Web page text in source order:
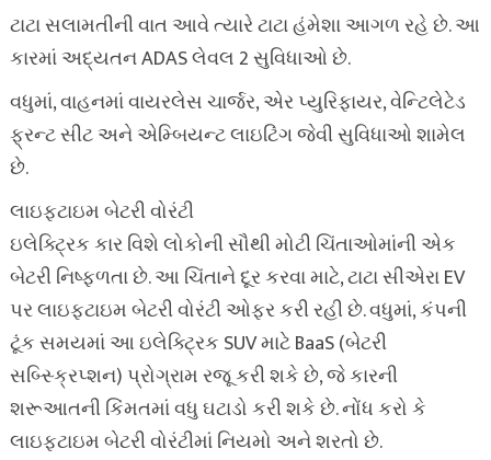
ટાટા સલામતીની વાત આવે ત્યારે ટાટા હંમેશા આગળ રહે છે. આ
કારમાં અદ્યતન ADAS લેવલ 2 સુવિધાઓ છે.
વધુમાં, વાહનમાં વાયરલેસ ચાર્જર, એર પ્યુરિફાયર, વેન્ટિલેટેડ
ફ્રન્ટ સીટ અને એમ્બિયન્ટ લાઇટિંગ જેવી સુવિધાઓ શામેલ
છે.
લાઇફટાઇમ બેટરી વોરંટી
ઇલેક્ટ્રિક કાર વિશે લોકોની સૌથી મોટી ચિંતાઓમાંની એક
બેટરી નિષ્ફળતા છે. આ ચિંતાને દૂર કરવા માટે, ટાટા સીએરા EV
પર લાઇફટાઇમ બેટરી વોરંટી ઓફર કરી રહી છે. વધુમાં, કંપની
ટૂંક સમયમાં આ ઇલેક્ટ્રિક SUV માટે BaaS (બેટરી
સબ્સ્ક્રિપ્શન) પ્રોગ્રામ રજૂ કરી શકે છે, જે કારની
શરૂઆતની કિંમતમાં વધુ ઘટાડો કરી શકે છે. નોંધ કરો કે
લાઇફટાઇમ બેટરી વોરંટીમાં નિયમો અને શરતો છે.